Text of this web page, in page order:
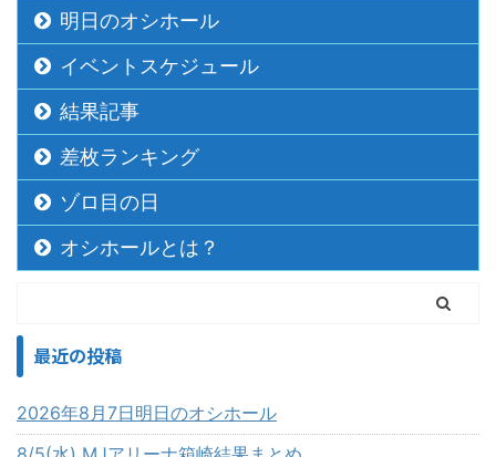
明日のオシホール
イベントスケジュール
結果記事
差枚ランキング
ゾロ目の日
オシホールとは？
最近の投稿
2026年8月7日明日のオシホール